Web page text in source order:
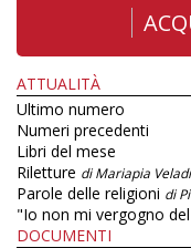
ATTUALITÀ
Ultimo numero
Numeri precedenti
Libri del mese
Riletture di Mariapia
Parole delle religioni di
"Io non mi vergogno
DOCUMENTI